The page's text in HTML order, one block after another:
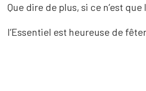
Que dire de plus, si ce n’est
l’Essentiel est heureuse de